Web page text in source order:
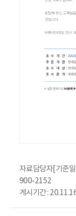
자료담당자[기준
900-2152
게시기간 :